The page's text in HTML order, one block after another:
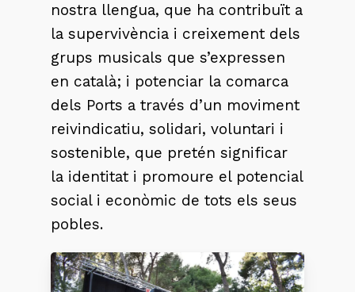
nostra llengua, que ha contribuït a
la supervivència i creixement dels
grups musicals que s’expressen
en català; i potenciar la comarca
dels Ports a través d’un moviment
reivindicatiu, solidari, voluntari i
sostenible, que pretén significar
la identitat i promoure el potencial
social i econòmic de tots els seus
pobles.